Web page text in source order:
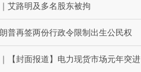
｜ 艾路明及多名股东被拘
普再签两份行政令限制出生公民权
｜ 【封面报道】电力现货市场元年突进